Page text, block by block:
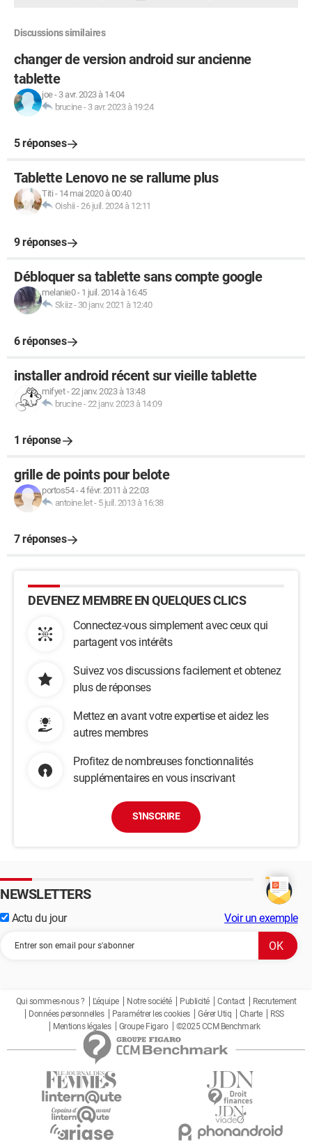
Discussions similaires
changer de version android sur ancienne
tablette
joe- 3 avr. 2023 à 14:04
brucine- 3 avr. 2023 à 19:24
5 réponses
Tablette Lenovo ne se rallume plus
Titi - 14 mai 2020 à 00:40
Oishii -26 juil. 2024 à 12:11
9 réponses
Débloquer sa tablette sans compte google
melanie0- 1 juil. 2014 à 16:45
Skiiz- 30 janv. 2021 à 12:40
6 réponses
installer android récent sur vieille tablette
mifyet-22 janv. 2023 à 13:48
brucine-22 janv. 2023 à 14:09
1 réponse
grille de points pour belote
portos54-4 févr. 2011 à 22:03
antoine.let- 5 juil. 2013 à 16:38
7 réponses
DEVENEZ MEMBRE EN QUELQUES CLICS
Connectez-vous simplement avec ceux qui
partagent vos intérêts
Suivez vos discussions facilement et obtenez
plus de réponses
Mettez en avant votre expertise et aidez les
autres membres
Profitez de nombreuses fonctionnalités
supplémentaires en vous inscrivant
S'INSCRIRE
NEWSLETTERS
Actu du jour Voir un exemple
Qui sommes-nous ? L'équipe Notre société Publicité Contact
Recrutement
Données personnelles
Paramétrer les cookies Gérer Utiq Charte
RSS
Mentions légales
Groupe Figaro ©2025 CCM Benchmark